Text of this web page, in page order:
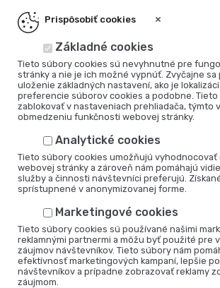
Prispôsobiť cookies ×
Základné cookies
Tieto súbory cookies sú nevyhnutné pre
stránky a nie je ich možné vypnúť. Zvyčajne sa
uloženie základných nastavení, ako je
preferencie súborov cookies a podobne.
zablokovať v nastaveniach prehliadača, týmto
obmedzeniu funkčnosti webovej stránky.
Analytické cookies
Tieto súbory cookies umožňujú
webovej stránky a zároveň nám pomáhajú
služby a činnosti návštevníci preferujú.
sprístupnené v anonymizovanej forme.
Marketingové cookies
Tieto súbory cookies sú používané našimi
reklamnými partnermi a môžu byť použité pre
záujmov návštevníkov. Tieto súbory nám
efektívnosť marketingových kampaní, lepšie
návštevníkov a prípadne zobrazovať reklamy
záujmom.